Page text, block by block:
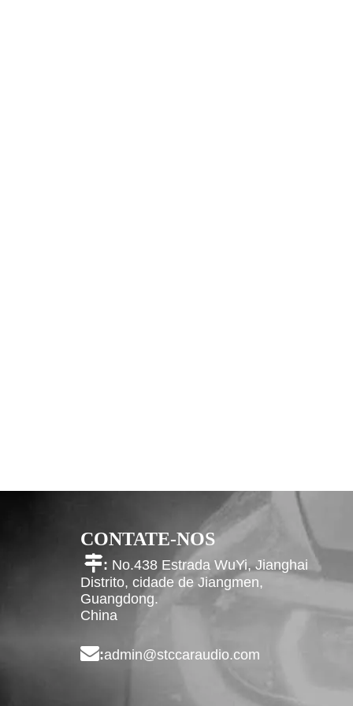
CONTATE-NOS
: No.438 Estrada WuYi, Jianghai
Distrito, cidade de Jiangmen,
Guangdong.
China
:admin@stccaraudio.com